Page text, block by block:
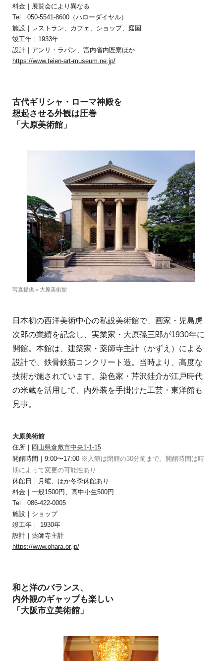
料金｜展覧会により異なる
Tel｜050-5541-8600（ハローダイヤル）
施設｜レストラン、カフェ、ショップ、庭園
竣工年｜1933年
設計｜アンリ・ラパン、宮内省内匠寮ほか
https://www.teien-art-museum.ne.jp/
古代ギリシャ・ローマ神殿を
想起させる外観は圧巻
「大原美術館」
写真提供＝大原美術館
日本初の西洋美術中心の私設美術館で、画家・児島虎
次郎の業績を記念し、実業家・大原孫三郎が1930年に
開館。本館は、建築家・薬師寺主計（かずえ）による
設計で、鉄骨鉄筋コンクリート造。当時より、高度な
技術が施されています。染色家・芹沢銈介が江戸時代
の米蔵を活用して、内外装を手掛けた工芸・東洋館も
見事。
大原美術館
住所｜ 岡山県倉敷市中央1-1-15
開館時間｜9:00〜17:00 ※入館は閉館の30分前まで。開館時間は時
期によって変更の可能性あり
休館日｜月曜、ほか冬季休館あり
料金｜一般1500円、高中小生500円
Tel｜086-422-0005
施設｜ショップ
竣工年｜
1930年
設計｜ 薬師寺主計
https://www.ohara.or.jp/
和と洋のバランス、
内外観のギャップも楽しい
「大阪市立美術館」